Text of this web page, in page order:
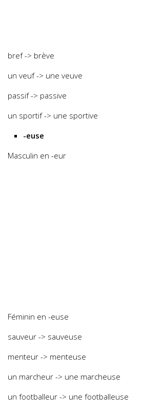
bref -> brève
un veuf -> une veuve
passif -> passive
un sportif -> une sportive
-euse
Masculin en -eur
Féminin en -euse
sauveur -> sauveuse
menteur -> menteuse
un marcheur -> une marcheuse
un footballeur -> une footballeuse